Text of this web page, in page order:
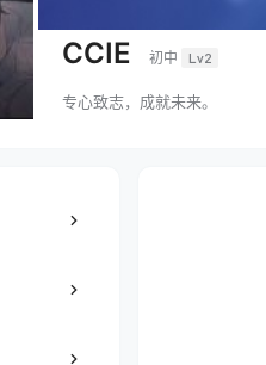
CCIE 初中 Lv2
专心致志，成就未来。